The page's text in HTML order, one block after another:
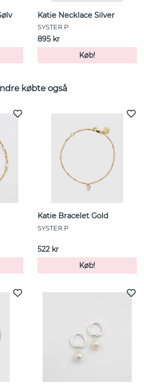
Katie Necklace Silver
SYSTER P
895 kr
Køb!
købte også
Katie Bracelet Gold
SYSTER P
522 kr
Køb!